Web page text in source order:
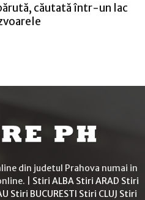
căutată într-un lac
din judetul Prahova numai in
| Stiri ALBA Stiri ARAD Stiri
Stiri BUCURESTI Stiri CLUJ Stiri